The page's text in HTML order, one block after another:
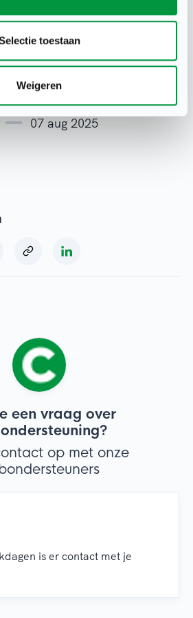
toestaan
Weigeren
je nare boetes als
07 aug 2025
een vraag over
op met onze
is er contact met je